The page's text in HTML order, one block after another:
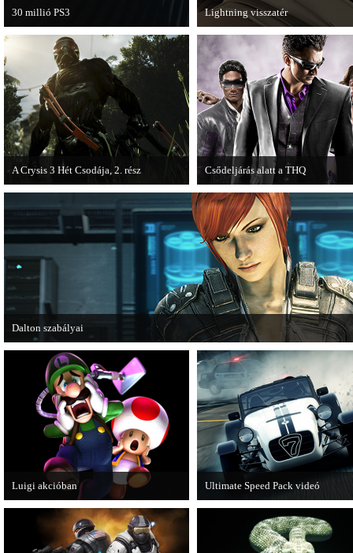
Lightning visszatér
Megjött a Lightning Returns:
Fantasy XIII című játék első
videója.
30 millió PS3
A PAL régióban a PS3 átlépte a 30
milliós eladott darabszámot.
A Crysis 3 Hét Csodája, 2. rész
második része, amely a The Hunt címet
kapta.
Csődeljárás alatt a THQ
Egy újabb videojáték-kiadó került
csődeljárás alá, aki nem más, mint
THQ.
Dalton szabályai
Új videóval jelentkezik az Insomniac Games játéka, a Fuse.
Luigi akcióban
A Nintendo 3DS-re készülő Luigi's
Mansion: Dark Moon újabb képeken
mutatja meg magát.
Ultimate Speed Pack videó
Már elérhető a Need for Speed
Wanted első nagyobb kiegészítő